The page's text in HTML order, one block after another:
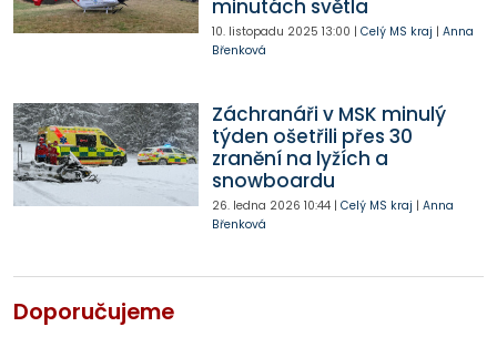
minutách světla
10. listopadu 2025 13:00 | Celý MS kraj | Anna
Břenková
Záchranáři v MSK minulý
týden ošetřili přes 30
zranění na lyžích a
snowboardu
26. ledna 2026 10:44| Celý MS kraj | Anna
Břenková
Doporučujeme